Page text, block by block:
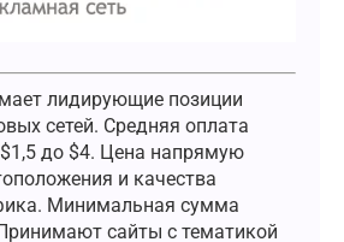
лидирующие позиции
сетей. Средняя оплата
$1,5 до $4. Цена напрямую
и качества
Минимальная сумма
сайты с тематикой